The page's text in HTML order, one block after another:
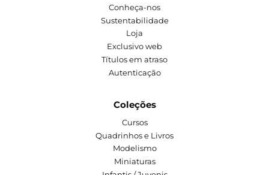
Conheça-nos
Sustentabilidade
Loja
Exclusivo web
Títulos em atraso
Autenticação
Coleções
Cursos
Quadrinhos e Livros
Modelismo
Miniaturas